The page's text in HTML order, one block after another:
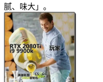
腻、味大」。